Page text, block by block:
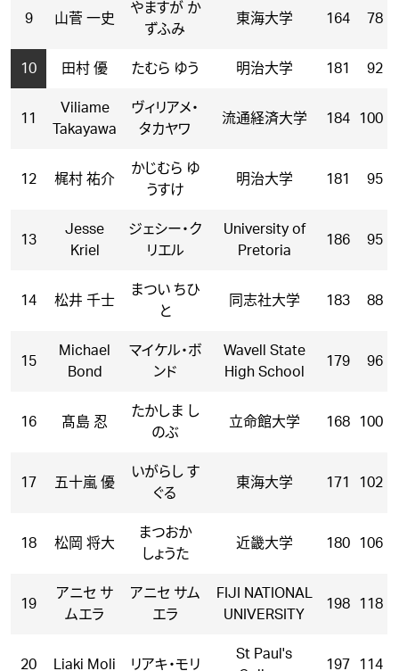
9 山菅 一史
やますが か
ずふみ
東海大学 164 78
10 田村 優 たむら ゆう 明治大学 181 92
11
Viliame
Takayawa
ヴィリアメ・
タカヤワ
流通経済大学 184 100
12 梶村 祐介
かじむら ゆ
うすけ
明治大学 181 95
13
Jesse
Kriel
ジェシー・ク
リエル
University of
Pretoria
186 95
14 松井 千士
まつい ちひ
と
同志社大学 183 88
15
Michael
Bond
マイケル・ボ
ンド
Wavell State
High School
179 96
16 髙島 忍
たかしま し
のぶ
立命館大学 168 100
17 五十嵐 優
いがらし す
ぐる
東海大学 171 102
18 松岡 将大
まつおか
しょうた
近畿大学 180 106
19
アニセ サ
ムエラ
アニセ サム
エラ
FIJI NATIONAL
UNIVERSITY
198 118
20 Liaki Moli リアキ・モリ
St Paul's
197 114